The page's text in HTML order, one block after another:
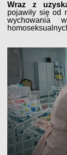
Wraz z
pojawiły się od